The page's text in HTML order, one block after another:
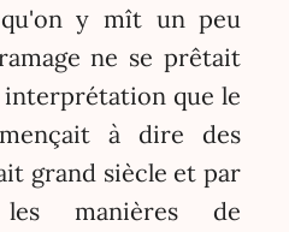
y mît un peu
ne se prêtait
que le
à dire des
grand siècle et par
manières de